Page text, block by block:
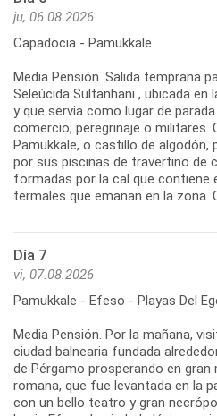
ju, 06.08.2026
Capadocia - Pamukkale
Media Pensión. Salida temprana
Seleúcida Sultanhani , ubicada en
y que servía como lugar de
comercio, peregrinaje o militares.
Pamukkale, o castillo de algodón,
por sus piscinas de travertino de
formadas por la cal que contiene
termales que emanan en la zona.
Día 7
vi, 07.08.2026
Pamukkale - Efeso - Playas Del
Media Pensión. Por la mañana,
ciudad balnearia fundada
de Pérgamo prosperando en gran
romana, que fue levantada en la
con un bello teatro y gran